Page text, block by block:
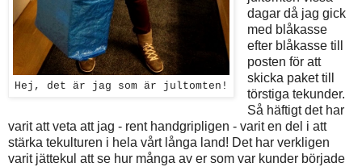
Hej, det är jag som är jultomten!
dagar då jag gick
med blåkasse
efter blåkasse till
posten för att
skicka paket till
törstiga tekunder.
Så häftigt det har
varit att veta att jag - rent handgripligen - varit en del i att
stärka tekulturen i hela vårt långa land! Det har verkligen
varit jättekul att se hur många av er som var kunder började